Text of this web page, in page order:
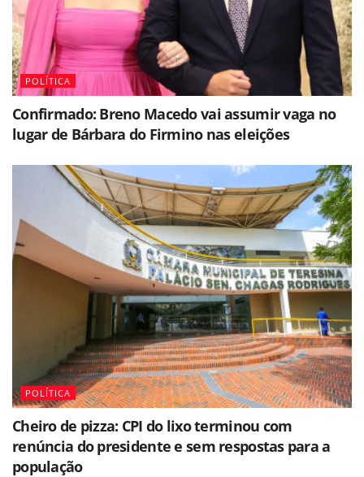
POLÍTICA
Confirmado: Breno Macedo vai assumir vaga no
lugar de Bárbara do Firmino nas eleições
POLÍTICA
Cheiro de pizza: CPI do lixo terminou com
renúncia do presidente e sem respostas para a
população